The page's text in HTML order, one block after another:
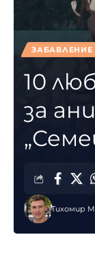
ЗАБАВЛЕНИЕ
10
за
Тихомир